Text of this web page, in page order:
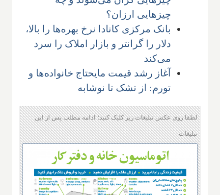
چیزهایی ارزان؟
بانک مرکزی کانادا نرخ بهره‌ها را بالا،
دلار را گرانتر و بازار املاک را سرد
می‌کند
آغاز رشد قیمت مایحتاج خانواده‌ها و
تورم: از تشک تا نوشابه
لطفا روی عکس تبلیغات زیر کلیک کنید؛ ادامه مطلب پس از این
تبلیغات